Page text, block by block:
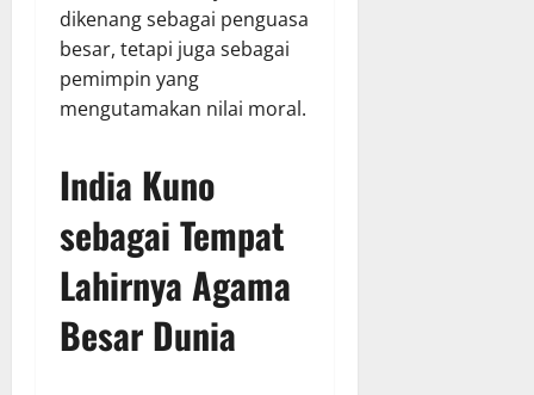
dikenang sebagai penguasa
besar, tetapi juga sebagai
pemimpin yang
mengutamakan nilai moral.
India Kuno
sebagai Tempat
Lahirnya Agama
Besar Dunia